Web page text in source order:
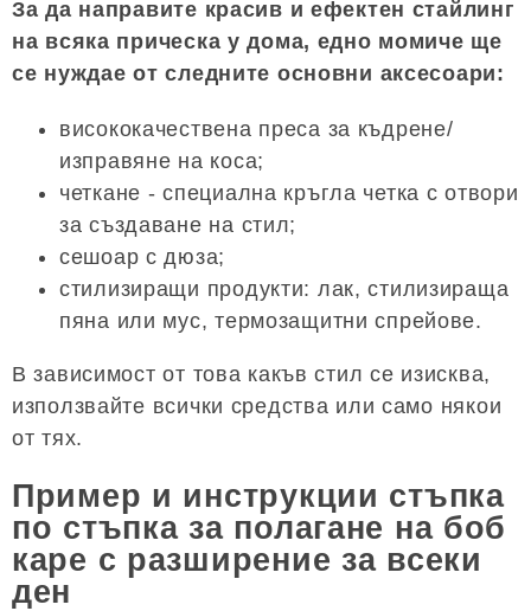
За да направите красив и ефектен стайлинг
на всяка прическа у дома, едно момиче ще
се нуждае от следните основни аксесоари:
висококачествена преса за къдрене/
изправяне на коса;
четкане - специална кръгла четка с отвори
за създаване на стил;
сешоар с дюза;
стилизиращи продукти: лак, стилизираща
пяна или мус, термозащитни спрейове.
В зависимост от това какъв стил се изисква,
използвайте всички средства или само някои
от тях.
Пример и инструкции стъпка
по стъпка за полагане на боб
каре с разширение за всеки
ден